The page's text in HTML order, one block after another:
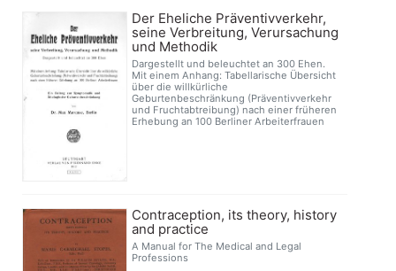
Der Eheliche Präventivverkehr,
seine Verbreitung, Verursachung
und Methodik
Dargestellt und beleuchtet an 300 Ehen.
Mit einem Anhang: Tabellarische Übersicht
über die willkürliche
Geburtenbeschränkung (Präventivverkehr
und Fruchtabtreibung) nach einer früheren
Erhebung an 100 Berliner Arbeiterfrauen
Contraception, its theory, history
and practice
A Manual for The Medical and Legal
Professions